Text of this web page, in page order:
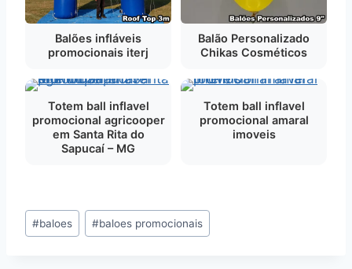
Balões infláveis
promocionais iterj
Balão Personalizado
Chikas Cosméticos
Totem ball inflavel
promocional agricooper
em Santa Rita do
Sapucaí – MG
Totem ball inflavel
promocional amaral
imoveis
Tags
do
#baloes #baloes promocionais